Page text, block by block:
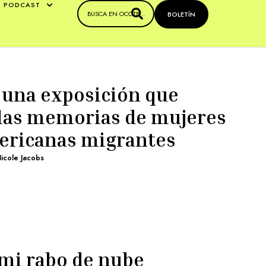
PODCAST
BOLETÍN
exposición que
memorias de mujeres
migrantes
Jacobs
rabo de nube